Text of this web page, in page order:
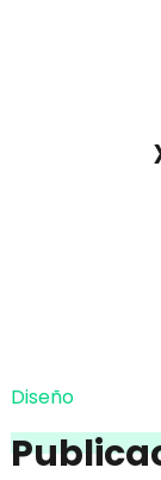
Diseño